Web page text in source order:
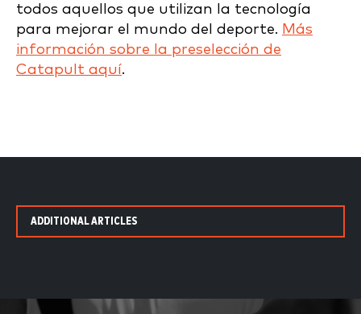
todos aquellos que utilizan la tecnología
para mejorar el mundo del deporte. Más
información sobre la preselección de
Catapult aquí.
ADDITIONAL ARTICLES